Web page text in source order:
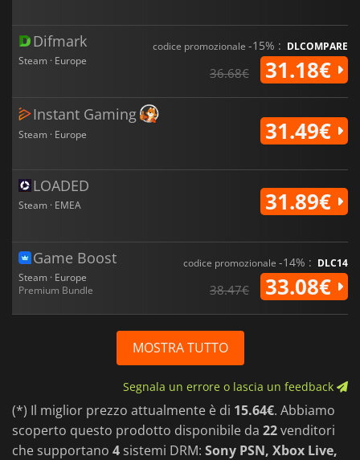
Difmark
Steam · Europe
codice promozionale -15% : DLCOMPARE
36.68€ 31.18€
Instant Gaming
Steam · Europe 31.49€
LOADED
Steam · EMEA 31.89€
Game Boost
Steam · Europe
Premium Bundle
codice promozionale -14% : DLC14
38.47€ 33.08€
MOSTRA TUTTO
Segnala un errore o lascia un feedback
(*) Il miglior prezzo attualmente è di 15.64€. Abbiamo
scoperto questo prodotto disponibile da 22venditori
che supportano 4 sistemi DRM: Sony PSN, Xbox Live,